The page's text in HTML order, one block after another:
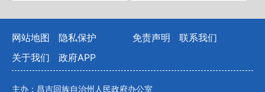
网站地图 隐私保护 免责声明
联系我们
关于我们
政府APP
主办：昌吉回族自治州人民政府办公室